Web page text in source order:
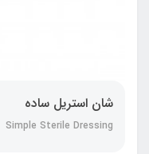
شان استریل ساده
Simple Sterile Dressing